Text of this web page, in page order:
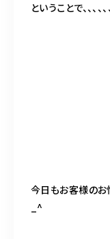
ということで、、、、、、
今日もお客様のお
_^